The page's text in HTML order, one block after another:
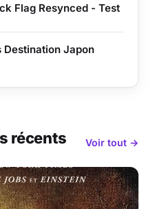
Flag Resynced - Test
Destination Japon
récents Voir tout →